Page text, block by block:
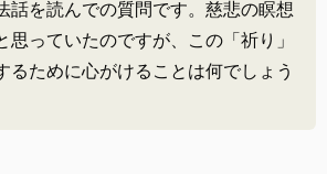
話を読んでの質問です。慈悲の瞑想
思っていたのですが、この「祈り」
るために心がけることは何でしょう